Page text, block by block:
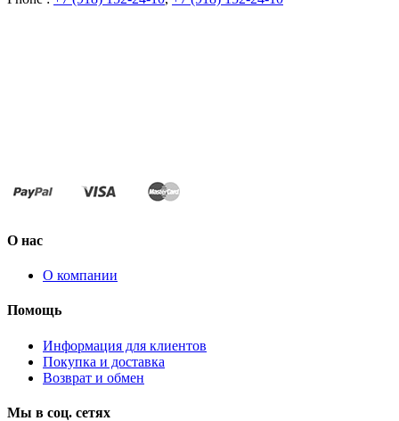
О нас
О компании
Помощь
Информация для клиентов
Покупка и доставка
Возврат и обмен
Мы в соц. сетях